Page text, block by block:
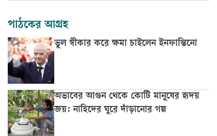
পাঠকের আগ্রহ
ভুল স্বীকার করে ক্ষমা চাইলেন ইনফান্তিনো
অভাবের আগুন থেকে কোটি মানুষের হৃদয়
জয়: নাহিদের ঘুরে দাঁড়ানোর গল্প